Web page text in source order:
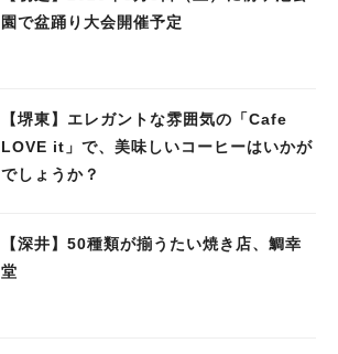
園で盆踊り大会開催予定
【堺東】エレガントな雰囲気の「Cafe
LOVE it」で、美味しいコーヒーはいかが
でしょうか？
【深井】50種類が揃うたい焼き店、鯛幸
堂